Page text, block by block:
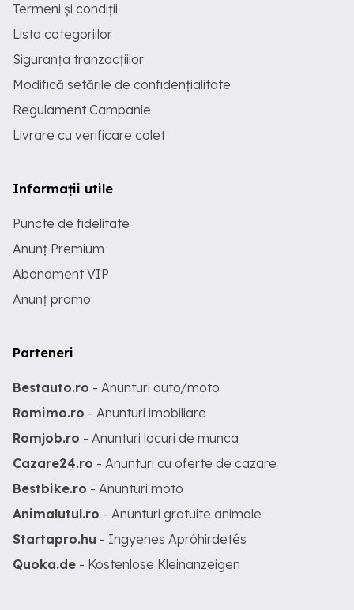
Termeni și condiții
Lista categoriilor
Siguranța tranzacțiilor
Modifică setările de confidențialitate
Regulament Campanie
Livrare cu verificare colet
Informații utile
Puncte de fidelitate
Anunț Premium
Abonament VIP
Anunț promo
Parteneri
Bestauto.ro - Anunturi auto/moto
Romimo.ro - Anunturi imobiliare
Romjob.ro - Anunturi locuri de munca
Cazare24.ro - Anunturi cu oferte de cazare
Bestbike.ro - Anunturi moto
Animalutul.ro - Anunturi gratuite animale
Startapro.hu - Ingyenes Apróhirdetés
Quoka.de - Kostenlose Kleinanzeigen